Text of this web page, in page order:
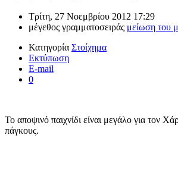
Τρίτη, 27 Νοεμβρίου 2012 17:29
μέγεθος γραμματοσειράς μείωση του
Κατηγορία Στοίχημα
Εκτύπωση
E-mail
0
Το αποψινό παιχνίδι είναι μεγάλο για τον
πάγκους.